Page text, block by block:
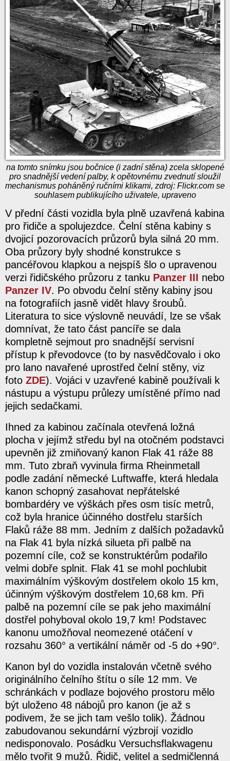
na tomto snímku jsou bočnice (i zadní stěna) zcela sklopené
pro snadnější vedení palby, k opětovnému zvednutí sloužil
mechanismus poháněný ručními klikami, zdroj: Flickr.com se
souhlasem publikujícího uživatele, upraveno
V přední části vozidla byla plně uzavřená kabina
pro řidiče a spolujezdce. Čelní stěna kabiny s
dvojicí pozorovacích průzorů byla silná 20 mm.
Oba průzory byly shodné konstrukce s
pancéřovou klapkou a nejspíš šlo o upravenou
verzi řidičského průzoru z tanku Panzer III nebo
Panzer IV. Po obvodu čelní stěny kabiny jsou
na fotografiích jasně vidět hlavy šroubů.
Literatura to sice výslovně neuvádí, lze se však
domnívat, že tato část pancíře se dala
kompletně sejmout pro snadnější servisní
přístup k převodovce (to by nasvědčovalo i oko
pro lano navařené uprostřed čelní stěny, viz
foto ZDE). Vojáci v uzavřené kabině používali k
nástupu a výstupu průlezy umístěné přímo nad
jejich sedačkami.
Ihned za kabinou začínala otevřená ložná
plocha v jejímž středu byl na otočném podstavci
upevněn již zmiňovaný kanon Flak 41 ráže 88
mm. Tuto zbraň vyvinula firma Rheinmetall
podle zadání německé Luftwaffe, která hledala
kanon schopný zasahovat nepřátelské
bombardéry ve výškách přes osm tisíc metrů,
což byla hranice účinného dostřelu starších
Flaků ráže 88 mm. Jedním z dalších požadavků
na Flak 41 byla nízká silueta při palbě na
pozemní cíle, což se konstruktérům podařilo
velmi dobře splnit. Flak 41 se mohl pochlubit
maximálním výškovým dostřelem okolo 15 km,
účinným výškovým dostřelem 10,68 km. Při
palbě na pozemní cíle se pak jeho maximální
dostřel pohyboval okolo 19,7 km! Podstavec
kanonu umožňoval neomezené otáčení v
rozsahu 360° a vertikální náměr od -5 do +90°.
Kanon byl do vozidla instalován včetně svého
originálního čelního štítu o síle 12 mm. Ve
schránkách v podlaze bojového prostoru mělo
být uloženo 48 nábojů pro kanon (je až s
podivem, že se jich tam vešlo tolik). Žádnou
zabudovanou sekundární výzbrojí vozidlo
nedisponovalo. Posádku Versuchsflakwagenu
mělo tvořit 9 mužů. Řidič, velitel a sedmičlenná